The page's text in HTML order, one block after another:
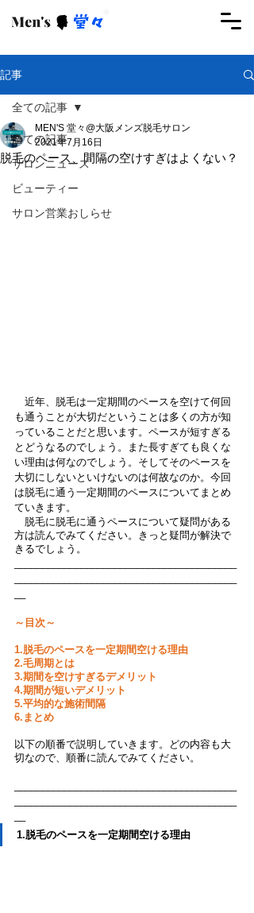
記事
全ての記事
サロンニュース
ビューティー
サロン営業おしらせ
全ての記事
脱毛のペース、間隔の空けすぎはよくない？
MEN'S 堂々@大阪メンズ脱毛サロン
2021年7月16日
近年、脱毛は一定期間のペースを空けて何回
も通うことが大切だということは多くの方が知
っていることだと思います。ペースが短すぎる
とどうなるのでしょう。また長すぎても良くな
い理由は何なのでしょう。そしてそのペースを
大切にしないといけないのは何故なのか。今回
は脱毛に通う一定期間のペースについてまとめ
ていきます。
脱毛に脱毛に通うペースについて疑問がある
方は読んでみてください。きっと疑問が解決で
きるでしょう。
～目次～
1.脱毛のペースを一定期間空ける理由
2.毛周期とは
3.期間を空けすぎるデメリット
4.期間が短いデメリット
5.平均的な施術間隔
6.まとめ
以下の順番で説明していきます。どの内容も大
切なので、順番に読んでみてください。
1.脱毛のペースを一定期間空ける理由